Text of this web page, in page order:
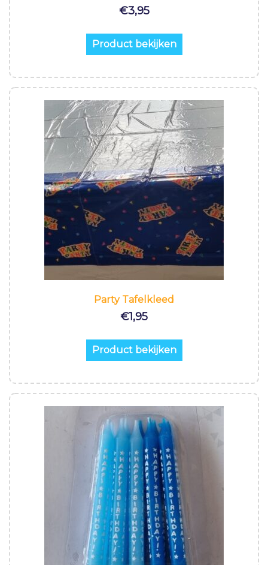
€3,95
Product bekijken
Party Tafelkleed
€1,95
Product bekijken